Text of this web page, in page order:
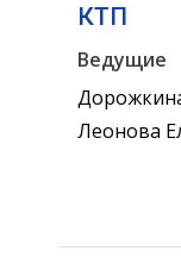
КТП
Ведущие
Леонова